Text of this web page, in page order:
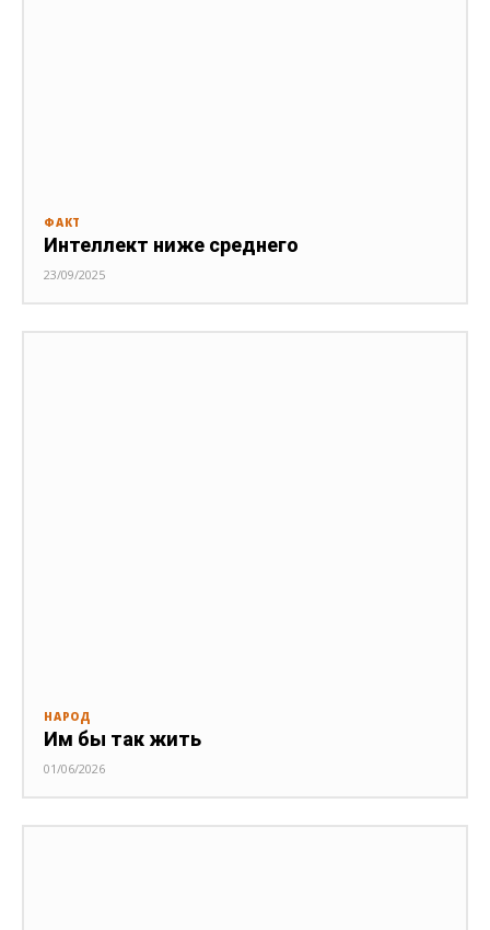
ФАКТ
Интеллект ниже среднего
23/09/2025
НАРОД
Им бы так жить
01/06/2026